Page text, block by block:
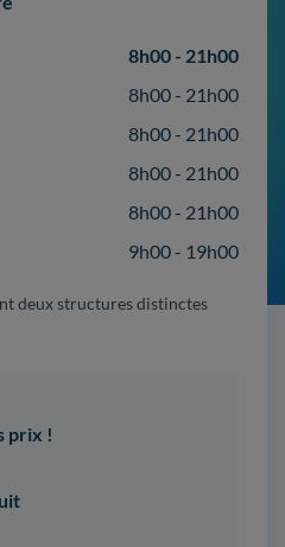
8h00 - 21h00
8h00 - 21h00
8h00 - 21h00
8h00 - 21h00
8h00 - 21h00
9h00 - 19h00
deux structures distinctes
prix !